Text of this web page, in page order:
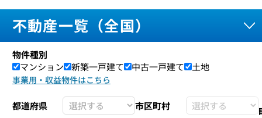
不動産一覧（全国）
物件種別
マンション
新築一戸建て 中古一戸建て 土地
事業用・収益物件はこちら
都道府県 市区町村